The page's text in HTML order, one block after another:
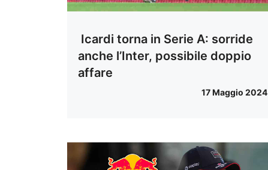
Icardi torna in Serie A: sorride
anche l’Inter, possibile doppio
affare
17 Maggio 2024